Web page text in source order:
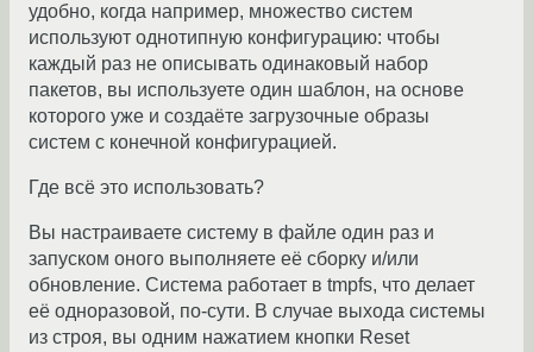
удобно, когда например, множество систем
используют однотипную конфигурацию: чтобы
каждый раз не описывать одинаковый набор
пакетов, вы используете один шаблон, на основе
которого уже и создаёте загрузочные образы
систем с конечной конфигурацией.
Где всё это использовать?
Вы настраиваете систему в файле один раз и
запуском оного выполняете её сборку и/или
обновление. Система работает в tmpfs, что делает
её одноразовой, по-сути. В случае выхода системы
из строя, вы одним нажатием кнопки Reset